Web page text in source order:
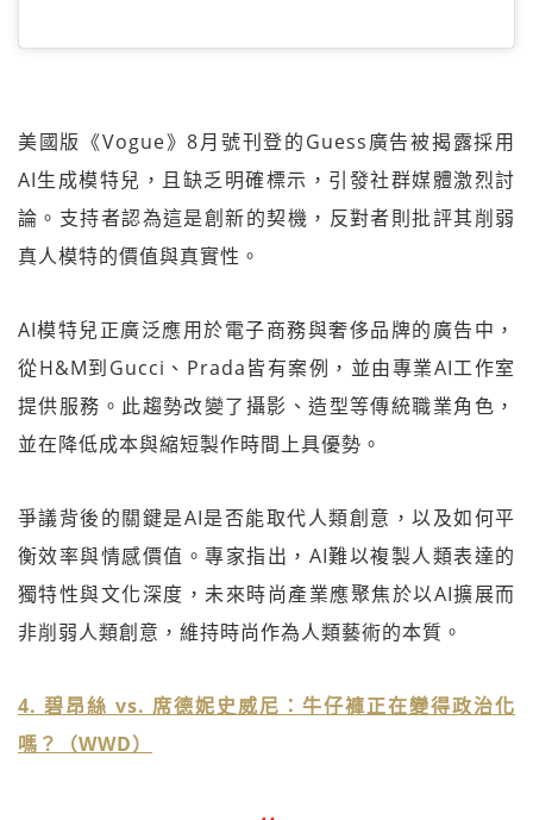
美國版《Vogue》8月號刊登的Guess廣告被揭露採用
AI生成模特兒，且缺乏明確標示，引發社群媒體激烈討
論。支持者認為這是創新的契機，反對者則批評其削弱
真人模特的價值與真實性。
AI模特兒正廣泛應用於電子商務與奢侈品牌的廣告中，
從H&M到Gucci、Prada皆有案例，並由專業AI工作室
提供服務。此趨勢改變了攝影、造型等傳統職業角色，
並在降低成本與縮短製作時間上具優勢。
爭議背後的關鍵是AI是否能取代人類創意，以及如何平
衡效率與情感價值。專家指出，AI難以複製人類表達的
獨特性與文化深度，未來時尚產業應聚焦於以AI擴展而
非削弱人類創意，維持時尚作為人類藝術的本質。
4. 碧昂絲 vs. 席德妮史威尼：牛仔褲正在變得政治化
嗎？（WWD）